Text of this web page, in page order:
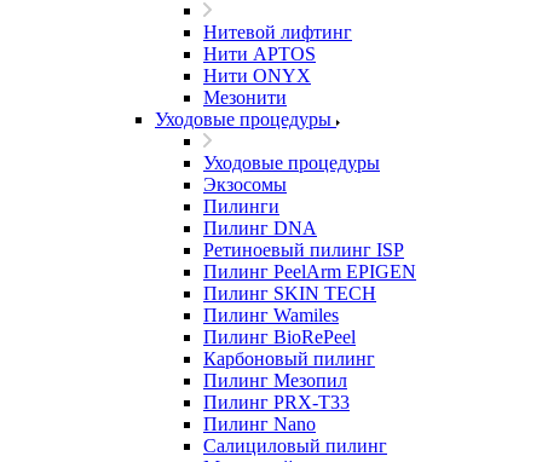
Нитевой лифтинг
Нити APTOS
Нити ONYX
Мезонити
Уходовые процедуры
Уходовые процедуры
Экзосомы
Пилинги
Пилинг DNA
Ретиноевый пилинг ISP
Пилинг PeelArm EPIGEN
Пилинг SKIN TECH
Пилинг Wamiles
Пилинг BioRePeel
Карбоновый пилинг
Пилинг Мезопил
Пилинг PRX-T33
Пилинг Nano
Салициловый пилинг